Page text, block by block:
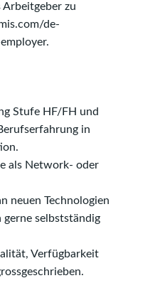
Arbeitgeber zu
de-
Stufe HF/FH und
in
als Network- oder
neuen Technologien
selbstständig
Verfügbarkeit